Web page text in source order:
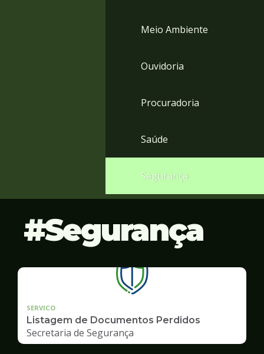
Meio Ambiente
Ouvidoria
Procuradoria
Saúde
Segurança
Segurança
SERVICO
Listagem de Documentos Perdidos
Secretaria de Segurança